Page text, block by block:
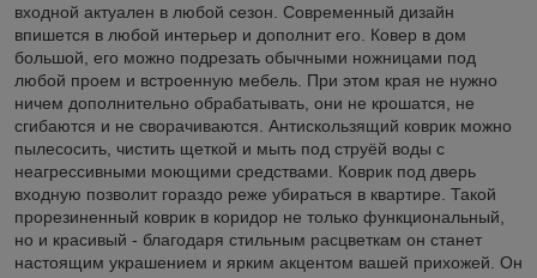
входной актуален в любой сезон. Современный дизайн
впишется в любой интерьер и дополнит его. Ковер в дом
большой, его можно подрезать обычными ножницами под
любой проем и встроенную мебель. При этом края не нужно
ничем дополнительно обрабатывать, они не крошатся, не
сгибаются и не сворачиваются. Антискользящий коврик можно
пылесосить, чистить щеткой и мыть под струёй воды с
неагрессивными моющими средствами. Коврик под дверь
входную позволит гораздо реже убираться в квартире. Такой
прорезиненный коврик в коридор не только функциональный,
но и красивый - благодаря стильным расцветкам он станет
настоящим украшением и ярким акцентом вашей прихожей. Он